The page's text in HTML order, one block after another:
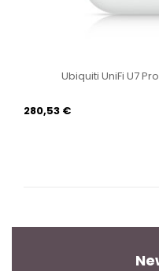
Ubiquiti UniFi U7
280,53 €